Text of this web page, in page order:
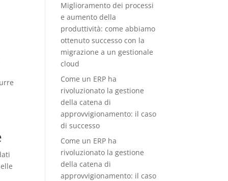
Miglioramento dei processi
e aumento della
produttività: come abbiamo
ottenuto successo con la
migrazione a un gestionale
cloud
Come un ERP ha
rivoluzionato la gestione
della catena di
approvvigionamento: il caso
di successo
Come un ERP ha
rivoluzionato la gestione
della catena di
approvvigionamento: il caso